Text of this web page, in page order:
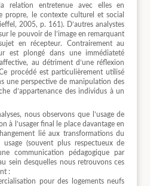
relation entretenue avec elles en
propre, le contexte culturel et social
2005, p. 161). D’autres analystes
le pouvoir de l’image en remarquant
en récepteur. Contrairement au
est plongé dans une immédiateté
au détriment d’une réflexion
procédé est particulièrement utilisé
une perspective de manipulation des
d’appartenance des individus à un
nous observons que l’usage de
à l’usager final le place davantage en
lié aux transformations du
(souvent plus respectueux de
communication pédagogique par
sein desquelles nous retrouvons ces
:
pour des logements neufs